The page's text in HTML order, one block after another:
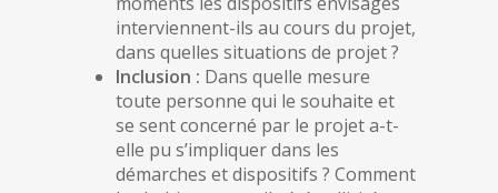
interviennent-ils au cours du projet,
dans quelles situations de projet ?
Inclusion : Dans quelle mesure
toute personne qui le souhaite et
se sent concerné par le projet a-t-
elle pu s’impliquer dans les
démarches et dispositifs ? Comment